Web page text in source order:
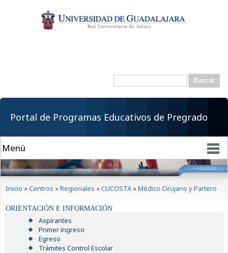
contenido
principal
Formulario de
Buscar
Portal de Programas Educativos de Pregrado
Inicio »Centros »Regionales »CUCOSTA »Médico Cirujano y Partero
ORIENTACIÓN E INFORMACIÓN
Aspirantes
Primer ingreso
Egreso
Trámites Control Escolar